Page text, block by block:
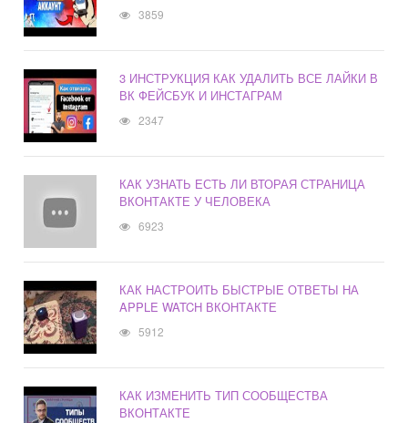
3859
3 ИНСТРУКЦИЯ КАК УДАЛИТЬ ВСЕ ЛАЙКИ В
ВК ФЕЙСБУК И ИНСТАГРАМ
2347
КАК УЗНАТЬ ЕСТЬ ЛИ ВТОРАЯ СТРАНИЦА
ВКОНТАКТЕ У ЧЕЛОВЕКА
6923
КАК НАСТРОИТЬ БЫСТРЫЕ ОТВЕТЫ НА
APPLE WATCH ВКОНТАКТЕ
5912
КАК ИЗМЕНИТЬ ТИП СООБЩЕСТВА
ВКОНТАКТЕ